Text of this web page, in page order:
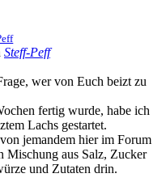
Steff-Peff
wer von Euch beizt zu
fertig wurde, habe ich
Lachs gestartet.
jemandem hier im Forum
Mischung aus Salz, Zucker
und Zutaten drin.